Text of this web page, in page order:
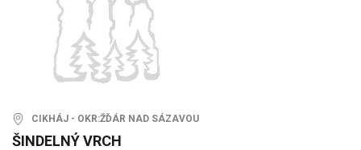
CIKHÁJ - OKR:ŽĎÁR NAD SÁZAVOU
ŠINDELNÝ VRCH